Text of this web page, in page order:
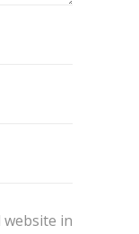
website in